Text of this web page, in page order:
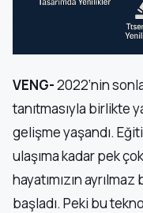
VENG-2022’nin
tanıtmasıyla birlikte
gelişme yaşandı.
ulaşıma kadar pek
hayatımızın
başladı. Peki bu